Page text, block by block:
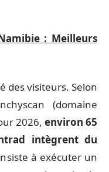
: Meilleurs
des visiteurs. Selon
(domaine
2026, environ 65
intègrent du
à exécuter un